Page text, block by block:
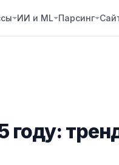
ИИ и ML Парсинг
году: